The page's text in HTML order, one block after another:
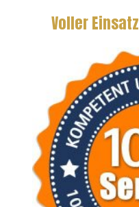
Voller Einsatz